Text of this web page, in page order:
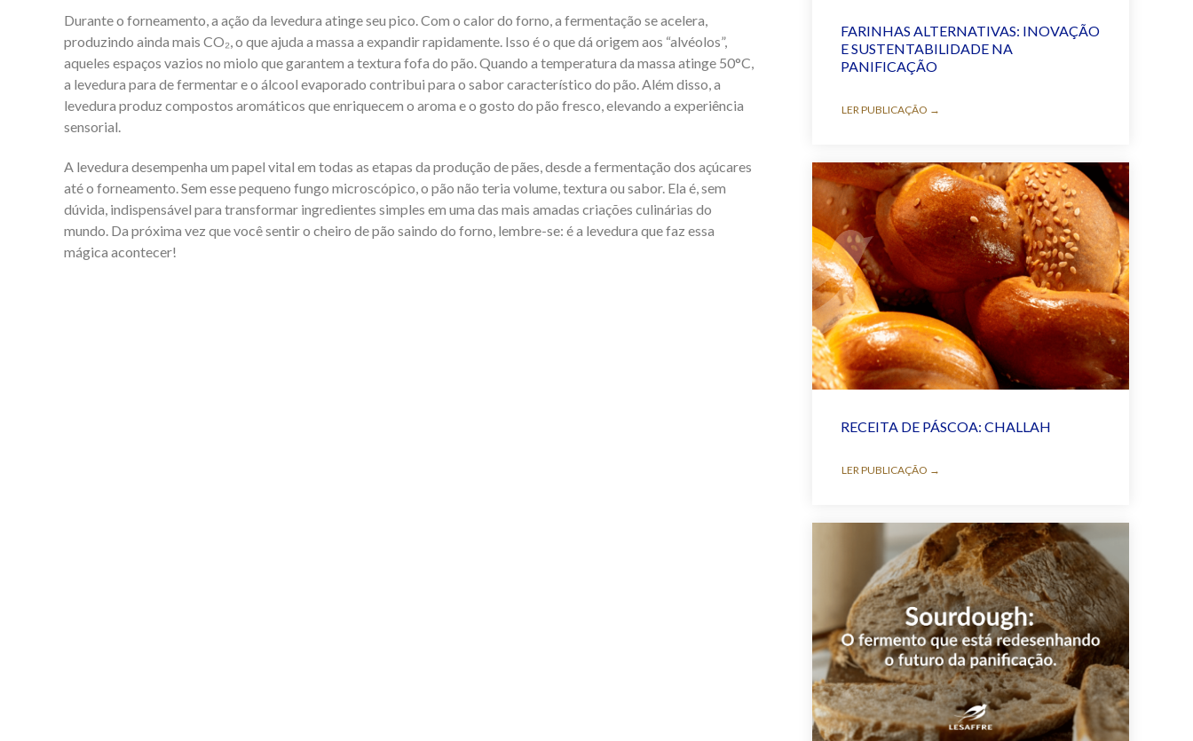
Durante o forneamento, a ação da levedura atinge seu pico. Com o calor do forno, a fermentação se acelera,
produzindo ainda mais CO₂, o que ajuda a massa a expandir rapidamente. Isso é o que dá origem aos “alvéolos”,
aqueles espaços vazios no miolo que garantem a textura fofa do pão. Quando a temperatura da massa atinge 50°C,
a levedura para de fermentar e o álcool evaporado contribui para o sabor característico do pão. Além disso, a
levedura produz compostos aromáticos que enriquecem o aroma e o gosto do pão fresco, elevando a experiência
sensorial.
A levedura desempenha um papel vital em todas as etapas da produção de pães, desde a fermentação dos açúcares
até o forneamento. Sem esse pequeno fungo microscópico, o pão não teria volume, textura ou sabor. Ela é, sem
dúvida, indispensável para transformar ingredientes simples em uma das mais amadas criações culinárias do
mundo. Da próxima vez que você sentir o cheiro de pão saindo do forno, lembre-se: é a levedura que faz essa
mágica acontecer!
FARINHAS ALTERNATIVAS: INOVAÇÃO
E SUSTENTABILIDADE NA
PANIFICAÇÃO
LER PUBLICAÇÃO →
RECEITA DE PÁSCOA: CHALLAH
LER PUBLICAÇÃO →